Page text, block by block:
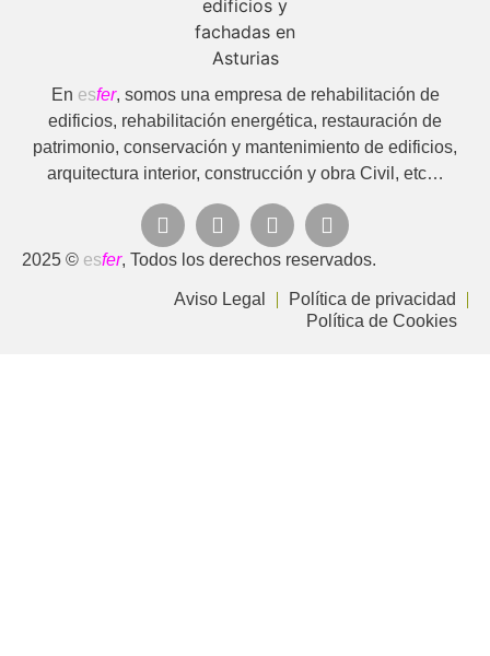
En esfer, somos una empresa de rehabilitación de
edificios, rehabilitación energética, restauración de
patrimonio, conservación y mantenimiento de edificios,
arquitectura interior, construcción y obra Civil, etc…
2025 © esfer, Todos los derechos reservados.
Aviso Legal
Política de privacidad
Política de Cookies